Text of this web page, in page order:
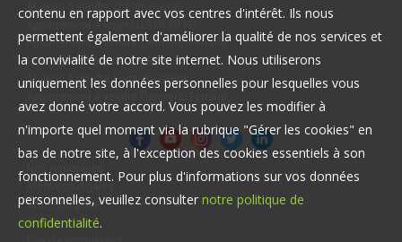
Maison à vendre Châtel-Guyon
Appartement à louer CLERMONT FD
Appartement à vendre Clermont-Ferrand
Immobilier Pro à vendre Riom
Maison à vendre Saint-Beauzire
Offre complète
Plan du site
contenu en rapport avec vos centres d'intérêt. Ils nous
permettent également d'améliorer la qualité de nos services et
la convivialité de notre site internet. Nous utiliserons
uniquement les données personnelles pour lesquelles vous
avez donné votre accord. Vous pouvez les modifier à
n'importe quel moment via la rubrique "Gérer les cookies" en
bas de notre site, à l'exception des cookies essentiels à son
fonctionnement. Pour plus d'informations sur vos données
personnelles, veuillez consulter notre politique de
confidentialité.